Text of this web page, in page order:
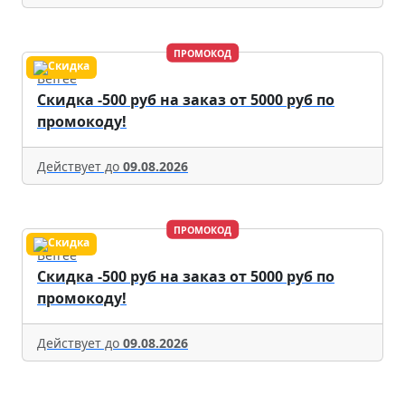
ПРОМОКОД
Befree
Скидка -500 руб на заказ от 5000 руб по
промокоду!
Действует до 09.08.2026
ПРОМОКОД
Befree
Скидка -500 руб на заказ от 5000 руб по
промокоду!
Действует до 09.08.2026